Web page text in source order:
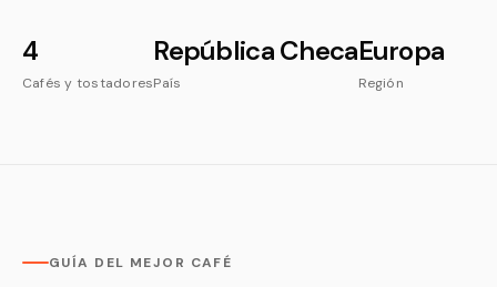
4
Cafés y tostadores
República Checa
País
Europa
Región
GUÍA DEL MEJOR CAFÉ